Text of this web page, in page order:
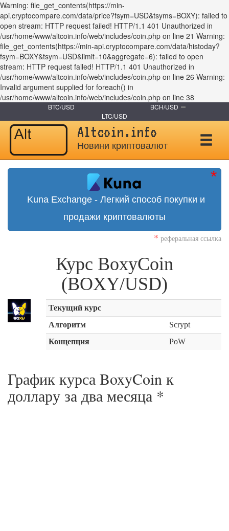
Warning: file_get_contents(https://min-
api.cryptocompare.com/data/price?fsym=USD&tsyms=BOXY): failed to
open stream: HTTP request failed! HTTP/1.1 401 Unauthorized in
/usr/home/www/altcoin.info/web/includes/coin.php on line 21 Warning:
file_get_contents(https://min-api.cryptocompare.com/data/histoday?
fsym=BOXY&tsym=USD&limit=10&aggregate=6): failed to open
stream: HTTP request failed! HTTP/1.1 401 Unauthorized in
/usr/home/www/altcoin.info/web/includes/coin.php on line 26 Warning:
Invalid argument supplied for foreach() in
/usr/home/www/altcoin.info/web/includes/coin.php on line 38
BTC/USD
BCH/USD
LTC/USD
Altcoin.info
Новини криптовалют
Kuna Exchange - Легкий способ покупки и
продажи криптовалюты
* реферальная ссылка
Курс BoxyCoin
(BOXY/USD)
Текущий курс
Алгоритм
Scrypt
Концепция
PoW
График курса BoxyCoin к
доллару за два месяца *